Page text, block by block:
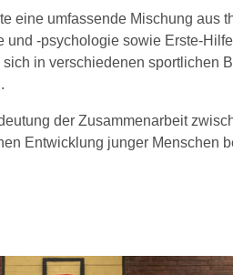
eine umfassende Mischung
-psychologie sowie Erste-
in verschiedenen
der Zusammenarbeit
Entwicklung junger Menschen